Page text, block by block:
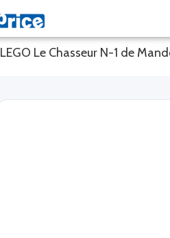
LEGO Le Chasseur N-1 de